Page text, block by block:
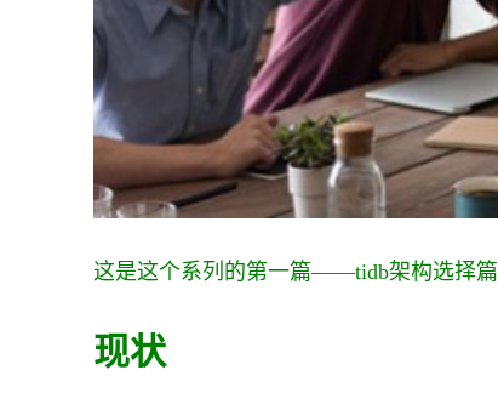
这是这个系列的第一篇——tidb架构选择篇
现状